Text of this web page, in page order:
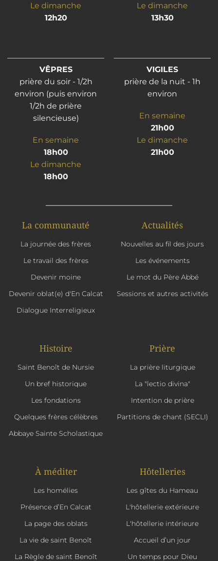
Le dimanche
12h20
Le dimanche
13h30
VÊPRES
prière du soir - 1/2h
environ (puis environ
1/2h de prière
silencieuse)
En semaine
18h00
Le dimanche
18h00
VIGILES
prière de la nuit - 1h
environ
En semaine
21h00
Le dimanche
21h00
La communauté
La journée des frères
Le travail des frères
Devenir moine
Devenir oblat(e) d'En Calcat
Dialogue Interreligieux
Actualités
Nouvelles au fil des jours
Les événements
Le mot du Père Abbé
Sessions et autres activités
Histoire
Saint Benoît de Nursie
Un bref historique
Les fondations
Quelques frères célèbres
Abbaye Sainte Scholastique
Prière
La prière liturgique
La "lectio divina"
Intention de prière
Partitions de chant (SECLI)
À méditer
Les homélies
Présence d’En Calcat
La page des oblats
La vie de saint Benoît
La Règle de saint Benoît
Hôtelleries
Les gîtes du Hameau
L'hôtellerie extérieure
L'hôtellerie intérieure
Accueil d’un jour
Un temps pour Dieu